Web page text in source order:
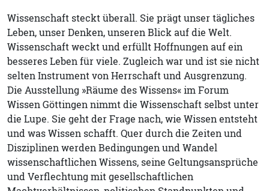
Wissenschaft steckt überall. Sie prägt unser tägliches
Leben, unser Denken, unseren Blick auf die Welt.
Wissenschaft weckt und erfüllt Hoffnungen auf ein
besseres Leben für viele. Zugleich war und ist sie nicht
selten Instrument von Herrschaft und Ausgrenzung.
Die Ausstellung »Räume des Wissens« im Forum
Wissen Göttingen nimmt die Wissenschaft selbst unter
die Lupe. Sie geht der Frage nach, wie Wissen entsteht
und was Wissen schafft. Quer durch die Zeiten und
Disziplinen werden Bedingungen und Wandel
wissenschaftlichen Wissens, seine Geltungsansprüche
und Verflechtung mit gesellschaftlichen